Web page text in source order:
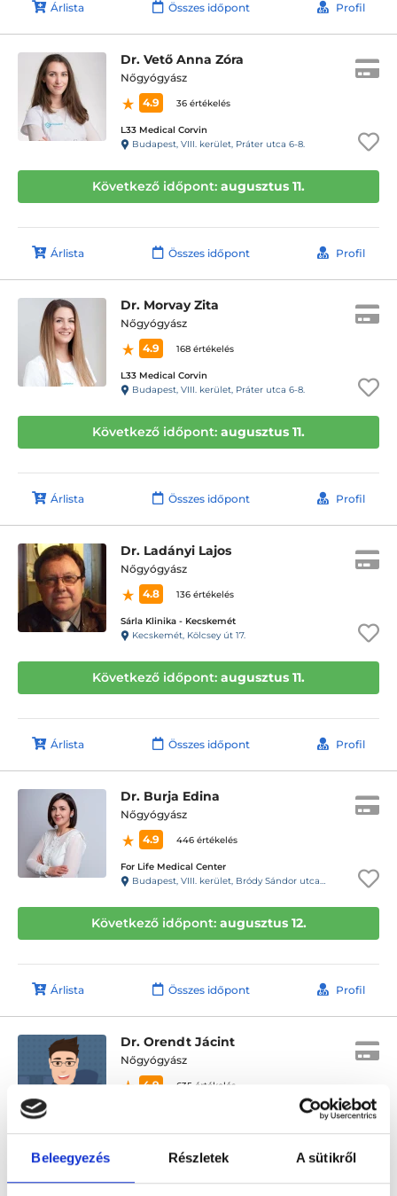
Beleegyezés Részletek A sütikről
Árlista Összes időpont Profil
Dr. Vető Anna Zóra
Nőgyógyász
4.9
36 értékelés
L33 Medical Corvin
Budapest, VIII. kerület, Práter utca 6-8.
Következő időpont: augusztus 11.
Árlista Összes időpont Profil
Dr. Morvay Zita
Nőgyógyász
4.9
168 értékelés
L33 Medical Corvin
Budapest, VIII. kerület, Práter utca 6-8.
Következő időpont: augusztus 11.
Árlista Összes időpont Profil
Dr. Ladányi Lajos
Nőgyógyász
4.8
136 értékelés
Sárla Klinika - Kecskemét
Kecskemét, Kölcsey út 17.
Következő időpont: augusztus 11.
Árlista Összes időpont Profil
Dr. Burja Edina
Nőgyógyász
4.9
446 értékelés
For Life Medical Center
Budapest, VIII. kerület, Bródy Sándor utca 28. 1.lépcsőház, fsz. 2.
Következő időpont: augusztus 12.
Árlista Összes időpont Profil
Dr. Orendt Jácint
Nőgyógyász
4.9
635 értékelés
Dr. Orendt Jácint Szülészet-Nőgyógyászat
Következő időpont:augusztus 12.